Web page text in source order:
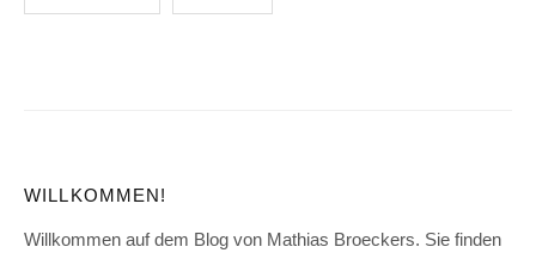
pagination
WILLKOMMEN!
Willkommen auf dem Blog von Mathias Broeckers. Sie finden